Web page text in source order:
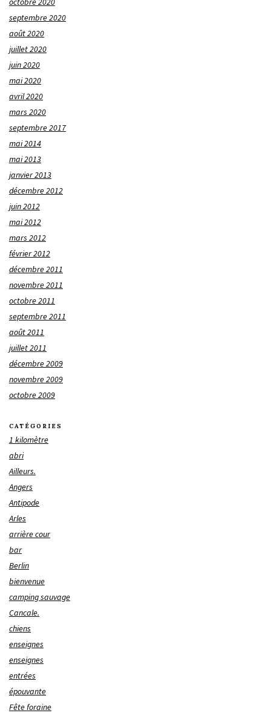
septembre 2020
août 2020
juillet 2020
juin 2020
mai 2020
avril 2020
mars 2020
septembre 2017
mai 2014
mai 2013
janvier 2013
décembre 2012
juin 2012
mai 2012
mars 2012
février 2012
décembre 2011
novembre 2011
octobre 2011
septembre 2011
août 2011
juillet 2011
décembre 2009
novembre 2009
octobre 2009
CATÉGORIES
1 kilomètre
abri
Ailleurs.
Angers
Antipode
Arles
arrière cour
bar
Berlin
bienvenue
camping sauvage
Cancale.
chiens
enseignes
enseignes
entrées
épouvante
Fête foraine